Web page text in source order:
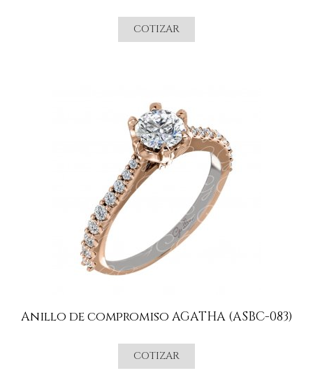
COTIZAR
Anillo de compromiso AGATHA (ASBC-083)
COTIZAR